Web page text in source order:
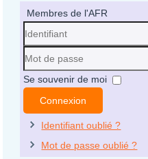
Membres de l'AFR
Identifiant
Mot
passe
Se souvenir de moi
Connexion
Identifiant oublié ?
Mot de passe oublié ?